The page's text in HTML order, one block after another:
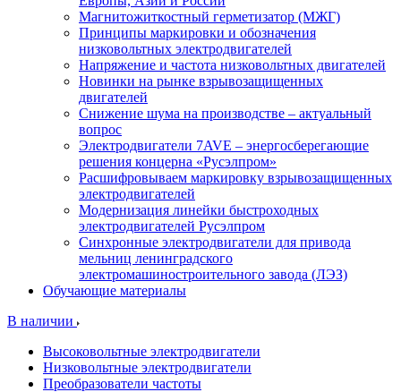
Магнитожиткостный герметизатор (МЖГ)
Принципы маркировки и обозначения
низковольтных электродвигателей
Напряжение и частота низковольтных двигателей
Новинки на рынке взрывозащищенных
двигателей
Снижение шума на производстве – актуальный
вопрос
Электродвигатели 7AVE – энергосберегающие
решения концерна «Русэлпром»
Расшифровываем маркировку взрывозащищенных
электродвигателей
Модернизация линейки быстроходных
электродвигателей Русэлпром
Синхронные электродвигатели для привода
мельниц ленинградского
электромашиностроительного завода (ЛЭЗ)
Обучающие материалы
В наличии
Высоковольтные электродвигатели
Низковольтные электродвигатели
Преобразователи частоты